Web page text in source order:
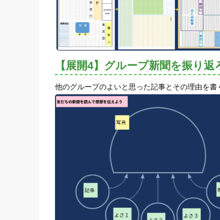
【展開4】グループ新聞を振り返
他のグループのよいと思った記事とその理由を書